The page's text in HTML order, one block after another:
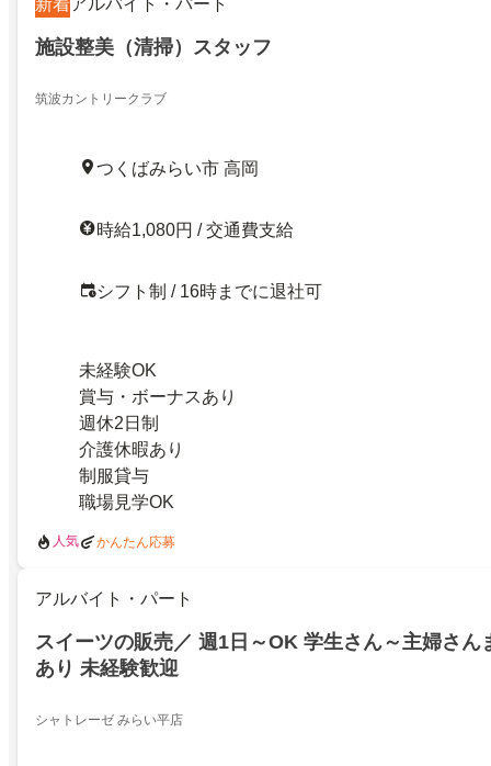
施設整美（清掃）スタッフ
筑波カントリークラブ
つくばみらい市 高岡
時給1,080円 / 交通費支給
シフト制 / 16時までに退社可
未経験OK
賞与・ボーナスあり
週休2日制
介護休暇あり
制服貸与
職場見学OK
人気 かんたん応募
アルバイト・パート
スイーツの販売／ 週1日～OK 学生さん～主婦さん
あり 未経験歓迎
シャトレーゼ みらい平店